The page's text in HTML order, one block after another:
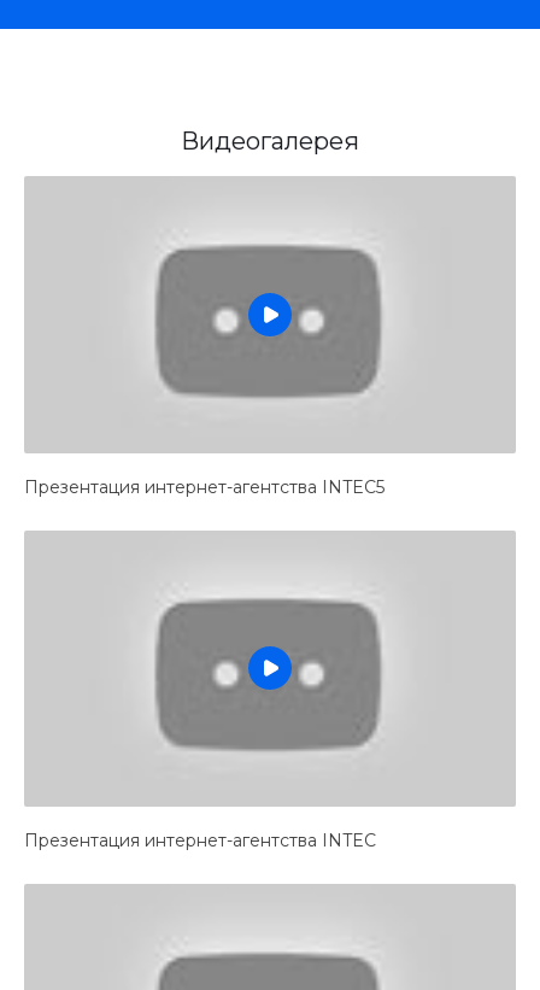
Видеогалерея
Презентация интернет-агентства INTEC5
Презентация интернет-агентства INTEC